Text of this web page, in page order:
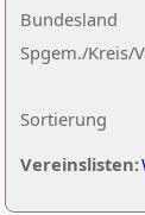
Sortierung
Bundesland
Spgem./Kreis/
Vereinslisten: